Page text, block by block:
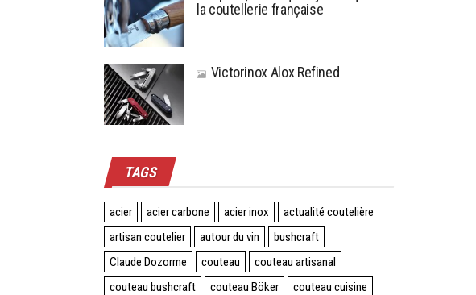
la coutellerie française
Victorinox Alox Refined
TAGS
acier acier carbone acier inox
actualité coutelière
artisan coutelier
autour du vin
bushcraft
Claude Dozorme
couteau
couteau artisanal
couteau bushcraft
couteau Böker
couteau cuisine